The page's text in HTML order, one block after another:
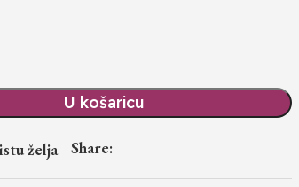
U košaricu
želja Share: